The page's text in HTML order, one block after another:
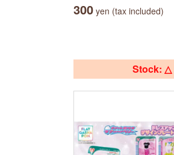
300 yen (tax included)
Stock: △